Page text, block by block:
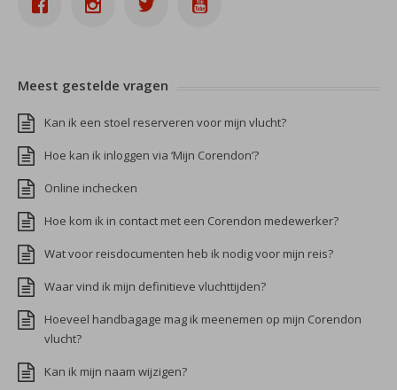
Meest gestelde vragen
Kan ik een stoel reserveren voor mijn vlucht?
Hoe kan ik inloggen via ‘Mijn Corendon’?
Online inchecken
Hoe kom ik in contact met een Corendon medewerker?
Wat voor reisdocumenten heb ik nodig voor mijn reis?
Waar vind ik mijn definitieve vluchttijden?
Hoeveel handbagage mag ik meenemen op mijn Corendon
vlucht?
Kan ik mijn naam wijzigen?